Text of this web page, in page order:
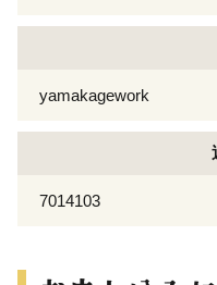
yamakagework
7014103